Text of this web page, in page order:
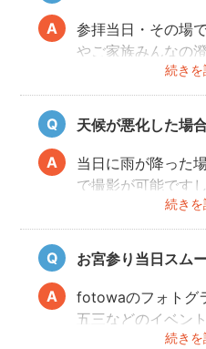
続き
参拝当日・その場
やご家族みんなの
ることできオスス
くて撮影はちょっ
前のご自宅や参拝
残る記念写真を撮
天候が悪化した場
続き
当日に雨が降った
で撮影が可能です
写真にも仕上がり
また、撮影の実施
不良の場合、事前
もしくは日時変更
日時変更方法はこ
お宮参り当日スム
続き
fotowaのフォトグ
五三などのイベン
拝や家族団欒を乱